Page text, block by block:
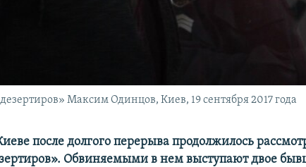
Максим Одинцов, Киев, 19 сентября 2017 года
после долгого перерыва продолжилось
Обвиняемыми в нем выступают двое